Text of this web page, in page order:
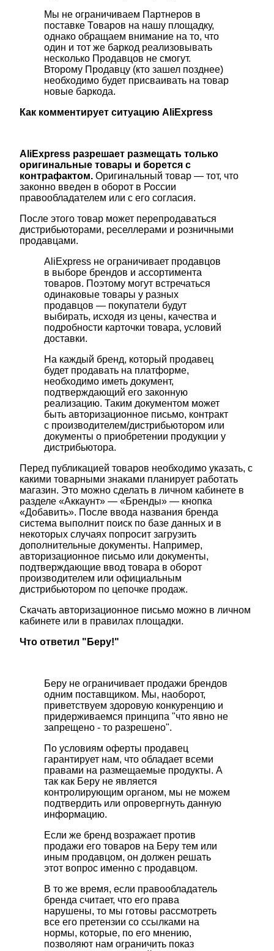
Мы не ограничиваем Партнеров в
поставке Товаров на нашу площадку,
однако обращаем внимание на то, что
один и тот же баркод реализовывать
несколько Продавцов не смогут.
Второму Продавцу (кто зашел позднее)
необходимо будет присваивать на товар
новые баркода.
Как комментирует ситуацию AliExpress
AliExpress разрешает размещать только
оригинальные товары и борется с
контрафактом. Оригинальный товар — тот, что
законно введен в оборот в России
правообладателем или с его согласия.
После этого товар может перепродаваться
дистрибьюторами, реселлерами и розничными
продавцами.
AliExpress не ограничивает продавцов
в выборе брендов и ассортимента
товаров. Поэтому могут встречаться
одинаковые товары у разных
продавцов — покупатели будут
выбирать, исходя из цены, качества и
подробности карточки товара, условий
доставки.
На каждый бренд, который продавец
будет продавать на платформе,
необходимо иметь документ,
подтверждающий его законную
реализацию. Таким документом может
быть авторизационное письмо, контракт
с производителем/дистрибьютором или
документы о приобретении продукции у
дистрибьютора.
Перед публикацией товаров необходимо указать, с
какими товарными знаками планирует работать
магазин. Это можно сделать в личном кабинете в
разделе «Аккаунт» — «Бренды» — кнопка
«Добавить». После ввода названия бренда
система выполнит поиск по базе данных и в
некоторых случаях попросит загрузить
дополнительные документы. Например,
авторизационное письмо или документы,
подтверждающие ввод товара в оборот
производителем или официальным
дистрибьютором по цепочке продаж.
Скачать авторизационное письмо можно в личном
кабинете или в правилах площадки.
Что ответил "Беру!"
Беру не ограничивает продажи брендов
одним поставщиком. Мы, наоборот,
приветствуем здоровую конкуренцию и
придерживаемся принципа "что явно не
запрещено - то разрешено".
По условиям оферты продавец
гарантирует нам, что обладает всеми
правами на размещаемые продукты. А
так как Беру не является
контролирующим органом, мы не можем
подтвердить или опровергнуть данную
информацию.
Если же бренд возражает против
продажи его товаров на Беру тем или
иным продавцом, он должен решать
этот вопрос именно с продавцом.
В то же время, если правообладатель
бренда считает, что его права
нарушены, то мы готовы рассмотреть
все его претензии со ссылками на
нормы, которые, по его мнению,
позволяют нам ограничить показ